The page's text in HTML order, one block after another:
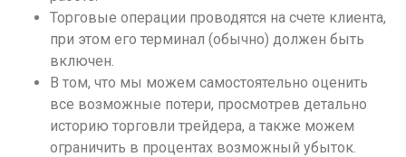
Торговые операции проводятся на счете клиента,
при этом его терминал (обычно) должен быть
включен.
В том, что мы можем самостоятельно оценить
все возможные потери, просмотрев детально
историю торговли трейдера, а также можем
ограничить в процентах возможный убыток.